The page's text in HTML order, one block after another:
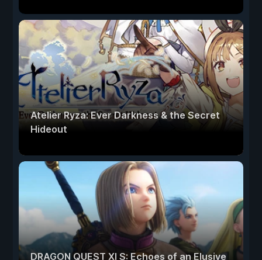
Atelier Ryza: Ever Darkness & the Secret
Hideout
DRAGON QUEST XI S: Echoes of an Elusive